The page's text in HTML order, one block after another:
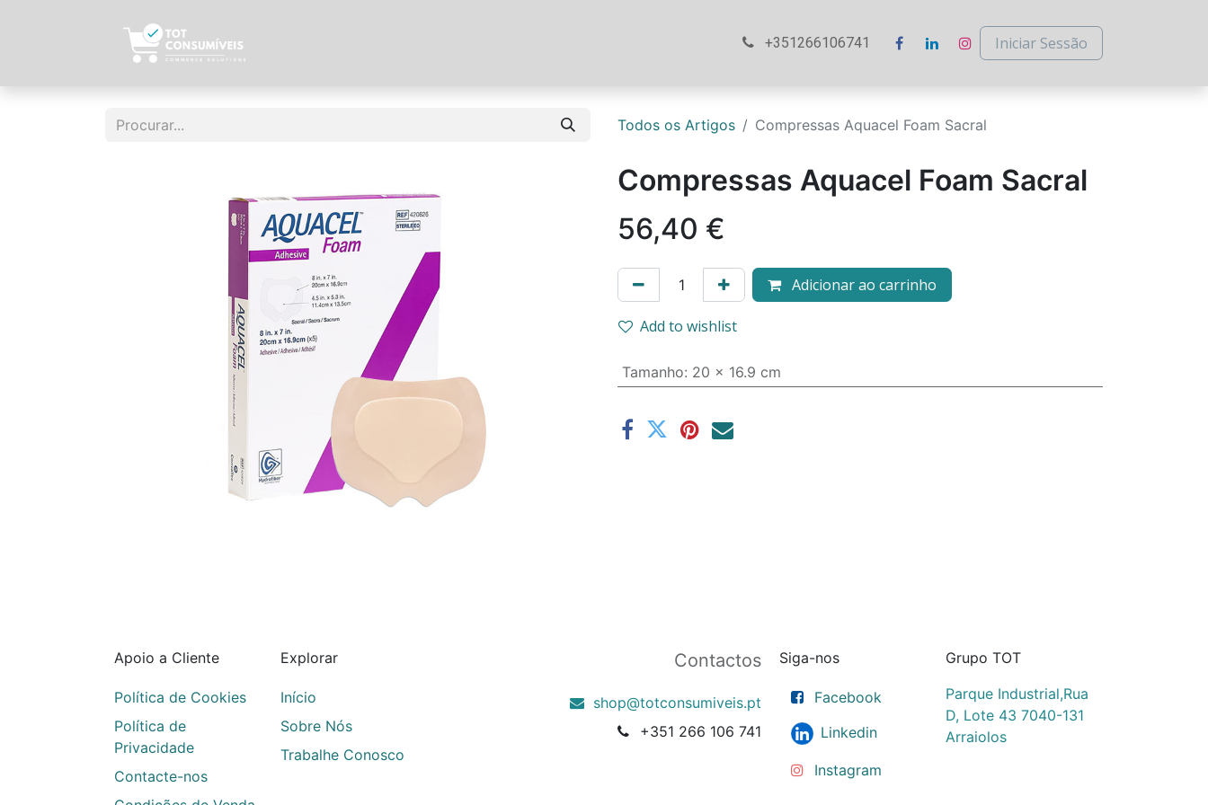
+351266106741 Iniciar Sessão
Todos os Artigos Compressas Aquacel Foam Sacral
Compressas Aquacel Foam Sacral
56,40 €
Adicionar ao carrinho
Add to wishlist
Tamanho: 20 x 16.9 cm
Grupo TOT
Parque Industrial,Rua
D, Lote 43 7040-131
Arraiolos
Apoio a Cliente
Política de Cookies
Política de
Privacidade
Contacte-nos
Explorar
Início
Sobre Nós
Trabalhe Conosco
Contactos
shop@totconsumiveis.pt
+351 266 106 741
Siga-nos
Facebook
Linkedin
Instagram